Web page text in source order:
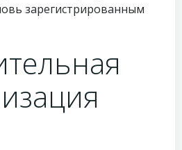
зарегистрированным